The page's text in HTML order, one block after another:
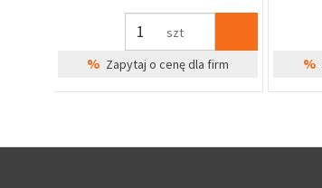
szt
% Zapytaj o cenę dla firm %